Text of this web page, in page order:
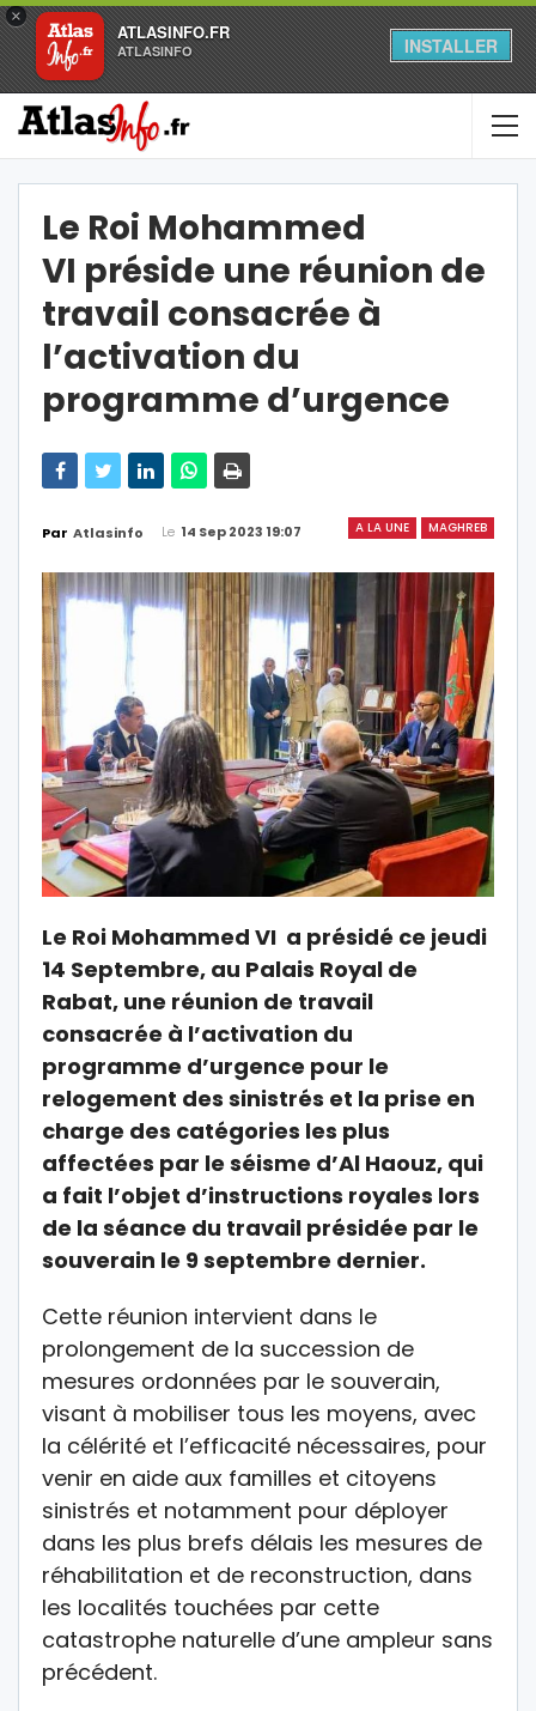
×
ATLASINFO.FR
ATLASINFO INSTALLER
Le Roi Mohammed
VI préside une réunion de
travail consacrée à
l’activation du
programme d’urgence
A LA UNE MAGHREB
Par Atlasinfo Le 14 Sep 2023 19:07
Le Roi Mohammed VI a présidé ce jeudi
14 Septembre, au Palais Royal de
Rabat, une réunion de travail
consacrée à l’activation du
programme d’urgence pour le
relogement des sinistrés et la prise en
charge des catégories les plus
affectées par le séisme d’Al Haouz, qui
a fait l’objet d’instructions royales lors
de la séance du travail présidée par le
souverain le 9 septembre dernier.
Cette réunion intervient dans le
prolongement de la succession de
mesures ordonnées par le souverain,
visant à mobiliser tous les moyens, avec
la célérité et l’efficacité nécessaires, pour
venir en aide aux familles et citoyens
sinistrés et notamment pour déployer
dans les plus brefs délais les mesures de
réhabilitation et de reconstruction, dans
les localités touchées par cette
catastrophe naturelle d’une ampleur sans
précédent.